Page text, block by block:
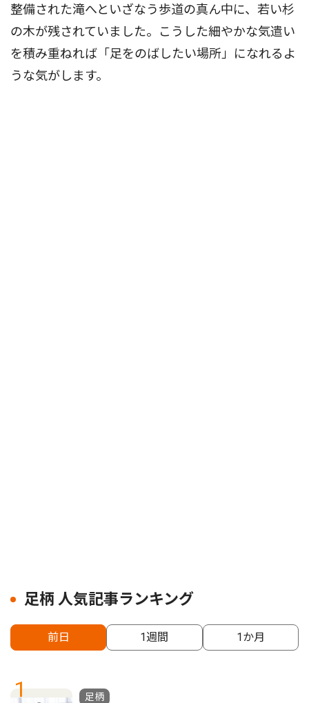
整備された滝へといざなう歩道の真ん中に、若い杉
の木が残されていました。こうした細やかな気遣い
を積み重ねれば「足をのばしたい場所」になれるよ
うな気がします。
足柄 人気記事ランキング
前日 1週間 1か月
1
足柄